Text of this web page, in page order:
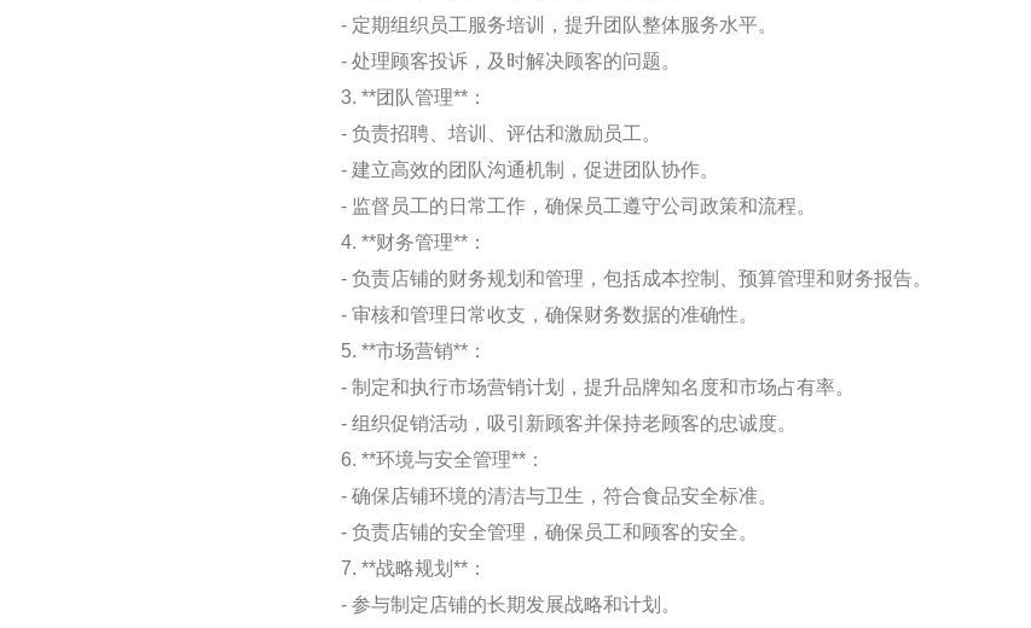
- 定期组织员工服务培训，提升团队整体服务水平。
- 处理顾客投诉，及时解决顾客的问题。
3. **团队管理**：
- 负责招聘、培训、评估和激励员工。
- 建立高效的团队沟通机制，促进团队协作。
- 监督员工的日常工作，确保员工遵守公司政策和流程。
4. **财务管理**：
- 负责店铺的财务规划和管理，包括成本控制、预算管理和财务报告。
- 审核和管理日常收支，确保财务数据的准确性。
5. **市场营销**：
- 制定和执行市场营销计划，提升品牌知名度和市场占有率。
- 组织促销活动，吸引新顾客并保持老顾客的忠诚度。
6. **环境与安全管理**：
- 确保店铺环境的清洁与卫生，符合食品安全标准。
- 负责店铺的安全管理，确保员工和顾客的安全。
7. **战略规划**：
- 参与制定店铺的长期发展战略和计划。